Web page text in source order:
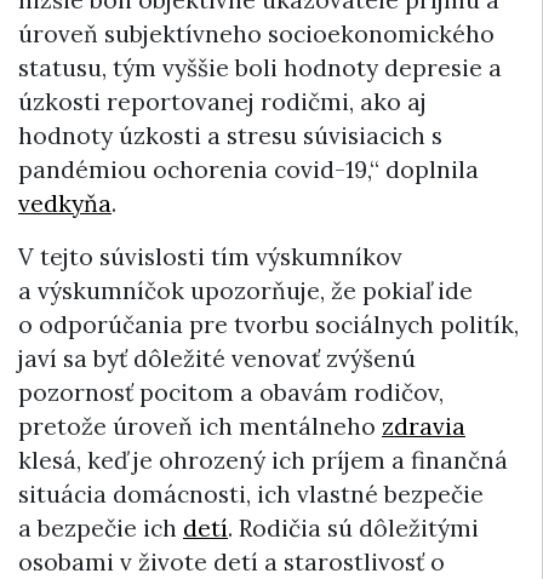
úroveň subjektívneho socioekonomického
statusu, tým vyššie boli hodnoty depresie a
úzkosti reportovanej rodičmi, ako aj
hodnoty úzkosti a stresu súvisiacich s
pandémiou ochorenia covid-19,“ doplnila
vedkyňa.
V tejto súvislosti tím výskumníkov
a výskumníčok upozorňuje, že pokiaľ ide
o odporúčania pre tvorbu sociálnych politík,
javí sa byť dôležité venovať zvýšenú
pozornosť pocitom a obavám rodičov,
pretože úroveň ich mentálneho zdravia
klesá, keď je ohrozený ich príjem a finančná
situácia domácnosti, ich vlastné bezpečie
a bezpečie ich detí. Rodičia sú dôležitými
osobami v živote detí a starostlivosť o